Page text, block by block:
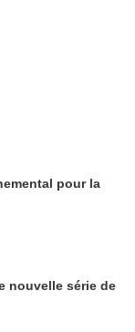
pour la
nouvelle série de